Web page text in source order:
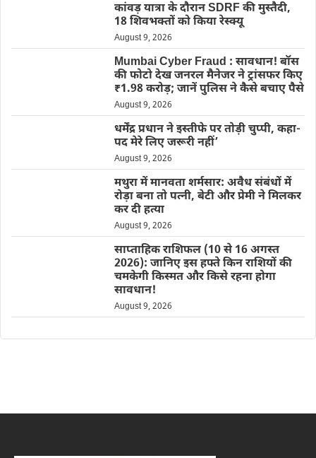
कांवड़ यात्रा के दौरान SDRF की मुस्तैदी,
18 शिवभक्तों को किया रेस्क्यू
August 9, 2026
Mumbai Cyber Fraud : सावधान! बॉस
की फोटो देख जनरल मैनेजर ने ट्रांसफर किए
₹1.98 करोड़; जानें पुलिस ने कैसे बचाए पैसे
August 9, 2026
धर्मेंद्र प्रधान ने इस्तीफे पर तोड़ी चुप्पी, कहा-
पद मेरे लिए जरूरी नहीं’
August 9, 2026
मथुरा में मानवता शर्मसार: अवैध संबंधों में
रोड़ा बना तो पत्नी, बेटी और प्रेमी ने मिलकर
कर दी हत्या
August 9, 2026
साप्ताहिक राशिफल (10 से 16 अगस्त
2026): जानिए इस हफ्ते किन राशियों की
चमकेगी किस्मत और किसे रहना होगा
सावधान!
August 9, 2026